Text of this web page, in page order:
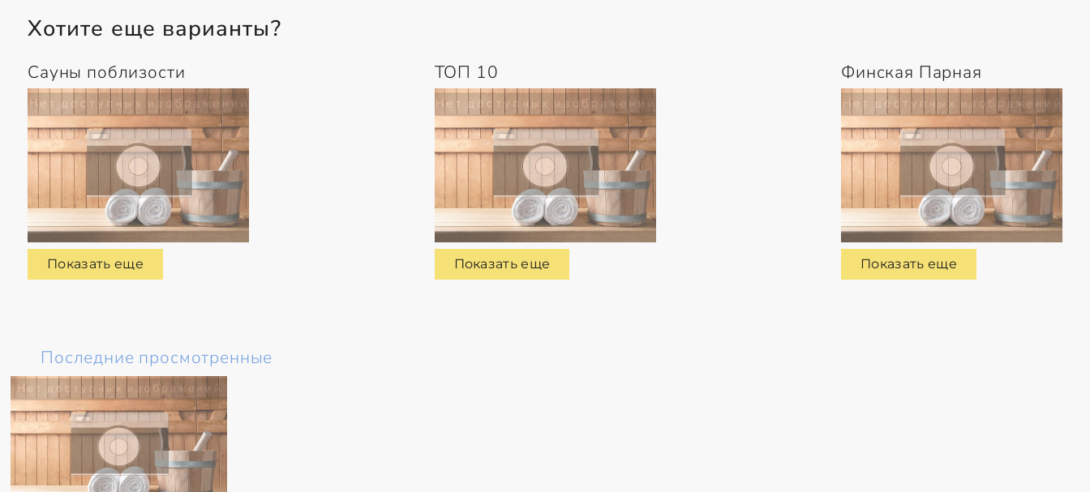
Хотите еще варианты?
Сауны поблизости
Показать еще
ТОП 10
Показать еще
Финская Парная
Показать еще
Последние просмотренные